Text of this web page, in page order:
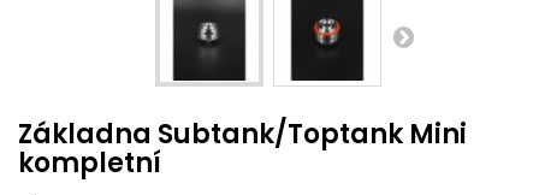
Základna Subtank/Toptank Mini
kompletní